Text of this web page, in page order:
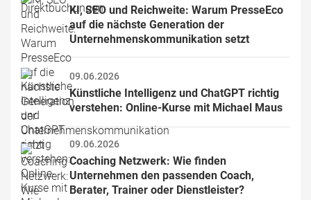
KI, SEO und Reichweite: Warum PresseEco
auf die nächste Generation der
Unternehmenskommunikation setzt
09.06.2026
Künstliche Intelligenz und ChatGPT richtig
verstehen: Online-Kurse mit Michael Maus
09.06.2026
Coaching Netzwerk: Wie finden
Unternehmen den passenden Coach,
Berater, Trainer oder Dienstleister?